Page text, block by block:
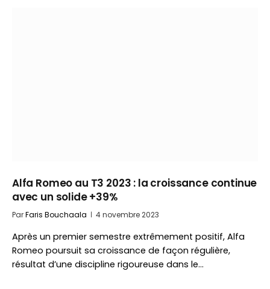
Alfa Romeo au T3 2023 : la croissance continue
avec un solide +39%
ParFaris Bouchaala 4 novembre 2023
Après un premier semestre extrêmement positif, Alfa
Romeo poursuit sa croissance de façon régulière,
résultat d’une discipline rigoureuse dans le…